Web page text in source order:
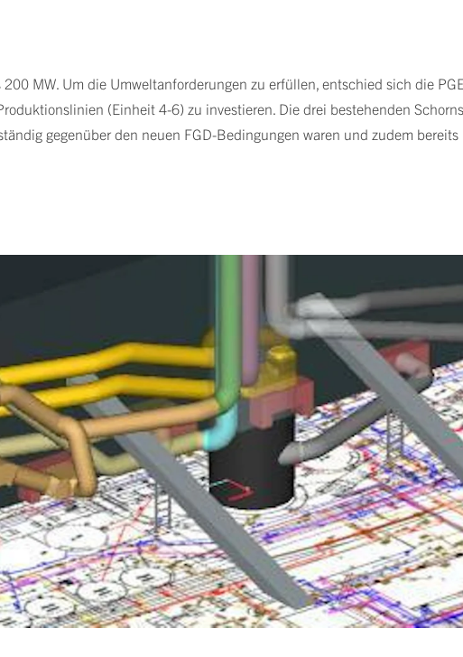
MW. Um die Umweltanforderungen zu erfüllen, entschied sich die
(Einheit 4-6) zu investieren. Die drei bestehenden
gegenüber den neuen FGD-Bedingungen waren und zudem